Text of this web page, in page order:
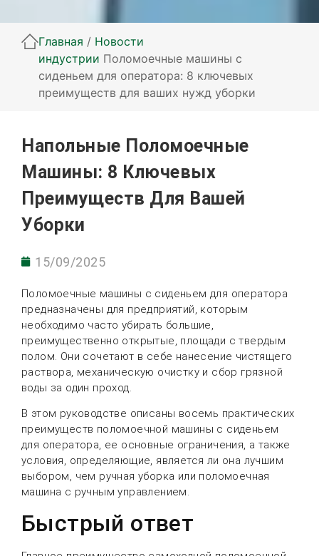
Главная / Новости
индустрии Поломоечные машины с
сиденьем для оператора: 8 ключевых
преимуществ для ваших нужд уборки
Напольные Поломоечные
Машины: 8 Ключевых
Преимуществ Для Вашей
Уборки
15/09/2025
Поломоечные машины с сиденьем для оператора
предназначены для предприятий, которым
необходимо часто убирать большие,
преимущественно открытые, площади с твердым
полом. Они сочетают в себе нанесение чистящего
раствора, механическую очистку и сбор грязной
воды за один проход.
В этом руководстве описаны восемь практических
преимуществ поломоечной машины с сиденьем
для оператора, ее основные ограничения, а также
условия, определяющие, является ли она лучшим
выбором, чем ручная уборка или поломоечная
машина с ручным управлением.
Быстрый ответ